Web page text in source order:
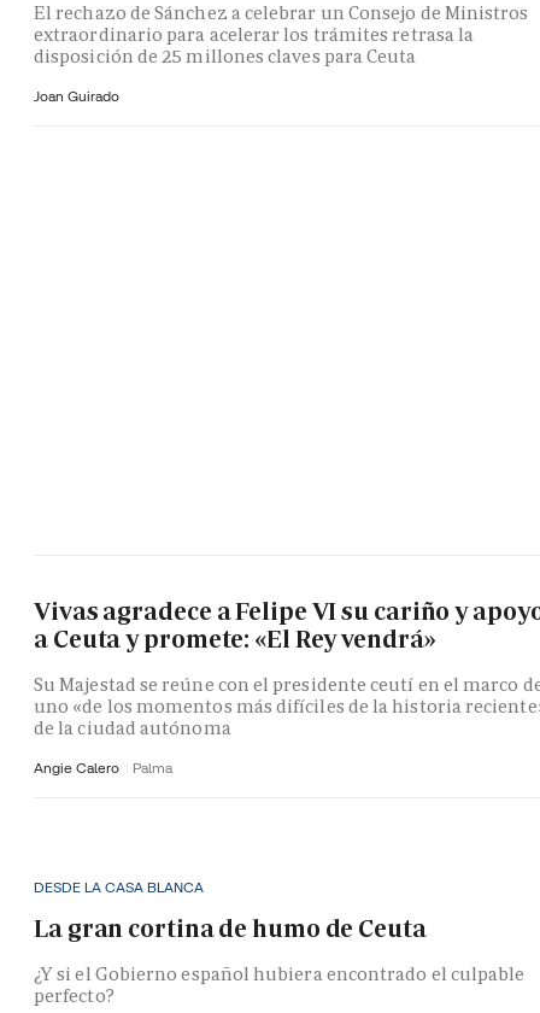
El rechazo de Sánchez a celebrar un Consejo de Ministros
extraordinario para acelerar los trámites retrasa la
disposición de 25 millones claves para Ceuta
Joan Guirado
Vivas agradece a Felipe VI su cariño y
a Ceuta y promete: «El Rey vendrá»
Su Majestad se reúne con el presidente ceutí en el marco
uno «de los momentos más difíciles de la historia
de la ciudad autónoma
Angie Calero Palma
DESDE LA CASA BLANCA
La gran cortina de humo de Ceuta
¿Y si el Gobierno español hubiera encontrado el culpable
perfecto?